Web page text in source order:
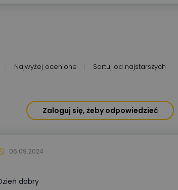
Najwyżej ocenione Sortuj od najstarszych
Zaloguj się, żeby odpowiedzieć
06.09.2024
dobry